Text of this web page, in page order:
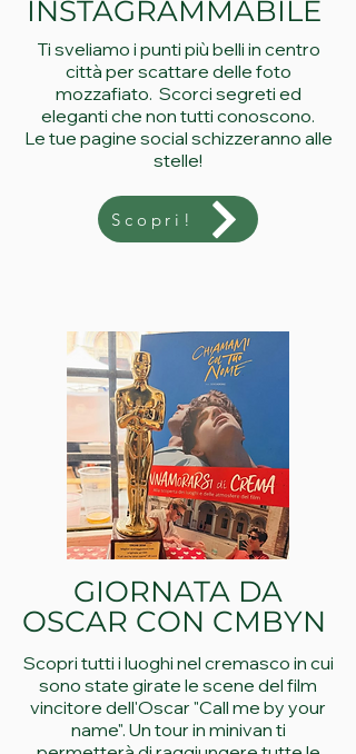
INSTAGRAMMABILE
Ti sveliamo i punti più belli in centro
città per scattare delle foto
mozzafiato. Scorci segreti ed
eleganti che non tutti conoscono.
Le tue pagine social schizzeranno alle
stelle!
Scopri!
GIORNATA DA
OSCAR CON CMBYN
Scopri tutti i luoghi nel cremasco in cui
sono state girate le scene del film
vincitore dell'Oscar "Call me by your
name". Un tour in minivan ti